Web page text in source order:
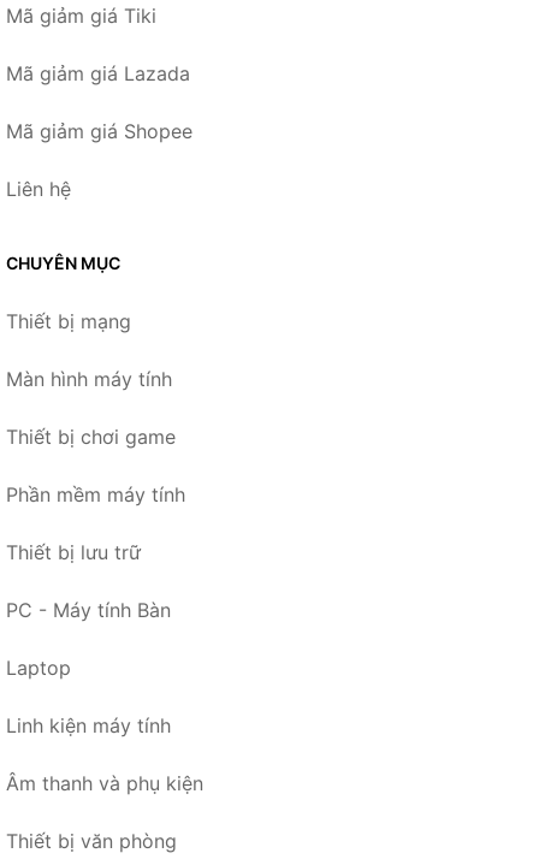
Mã giảm giá Tiki
Mã giảm giá Lazada
Mã giảm giá Shopee
Liên hệ
CHUYÊN MỤC
Thiết bị mạng
Màn hình máy tính
Thiết bị chơi game
Phần mềm máy tính
Thiết bị lưu trữ
PC - Máy tính Bàn
Laptop
Linh kiện máy tính
Âm thanh và phụ kiện
Thiết bị văn phòng